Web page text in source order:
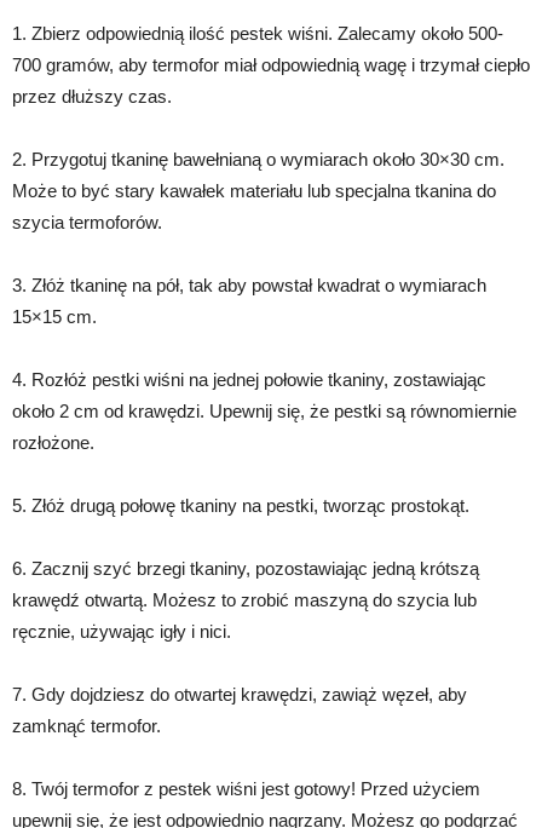
1. Zbierz odpowiednią ilość pestek wiśni. Zalecamy około 500-
700 gramów, aby termofor miał odpowiednią wagę i trzymał ciepło
przez dłuższy czas.
2. Przygotuj tkaninę bawełnianą o wymiarach około 30×30 cm.
Może to być stary kawałek materiału lub specjalna tkanina do
szycia termoforów.
3. Złóż tkaninę na pół, tak aby powstał kwadrat o wymiarach
15×15 cm.
4. Rozłóż pestki wiśni na jednej połowie tkaniny, zostawiając
około 2 cm od krawędzi. Upewnij się, że pestki są równomiernie
rozłożone.
5. Złóż drugą połowę tkaniny na pestki, tworząc prostokąt.
6. Zacznij szyć brzegi tkaniny, pozostawiając jedną krótszą
krawędź otwartą. Możesz to zrobić maszyną do szycia lub
ręcznie, używając igły i nici.
7. Gdy dojdziesz do otwartej krawędzi, zawiąż węzeł, aby
zamknąć termofor.
8. Twój termofor z pestek wiśni jest gotowy! Przed użyciem
upewnij się, że jest odpowiednio nagrzany. Możesz go podgrzać